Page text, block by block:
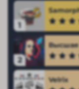
1
2
Высшая
Velrix